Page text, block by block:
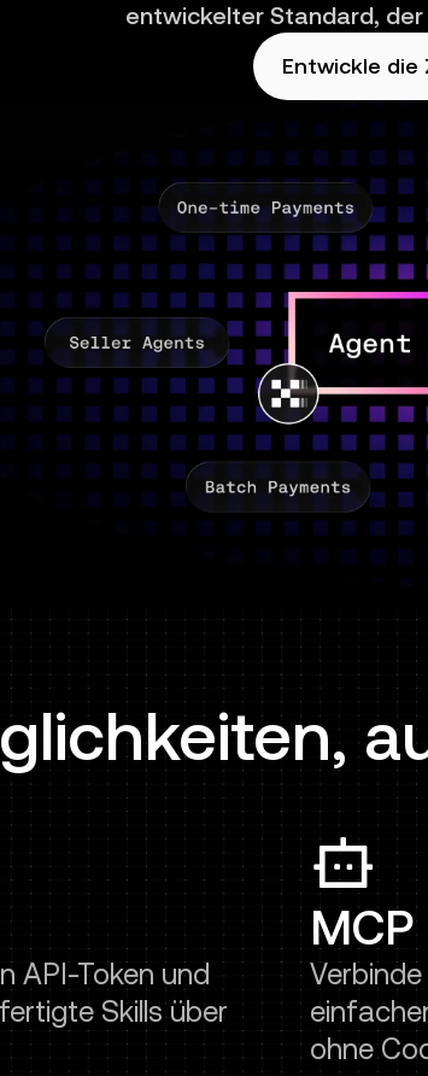
entwickelter Standard,
Entwickle die
API-Token und
Skills über
MCP
ohne